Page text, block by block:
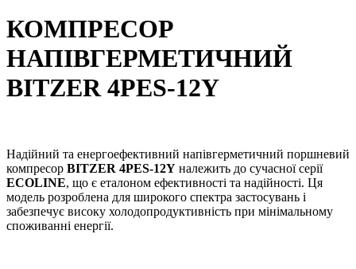
КОМПРЕСОР
НАПІВГЕРМЕТИЧНИЙ
BITZER 4PES-12Y
Надійний та енергоефективний напівгерметичний поршневий
компресор BITZER 4PES-12Y належить до сучасної серії
ECOLINE, що є еталоном ефективності та надійності. Ця
модель розроблена для широкого спектра застосувань і
забезпечує високу холодопродуктивність при мінімальному
споживанні енергії.